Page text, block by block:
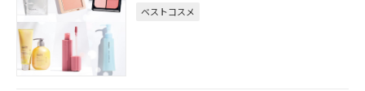
ベストコスメ